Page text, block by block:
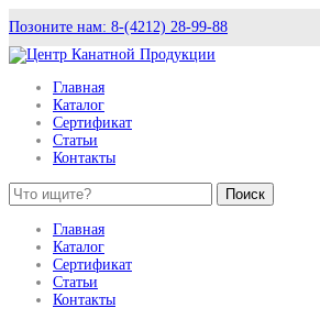
Позоните нам: 8-(4212) 28-99-88
Главная
Каталог
Сертификат
Статьи
Контакты
Поиск
Главная
Каталог
Сертификат
Статьи
Контакты